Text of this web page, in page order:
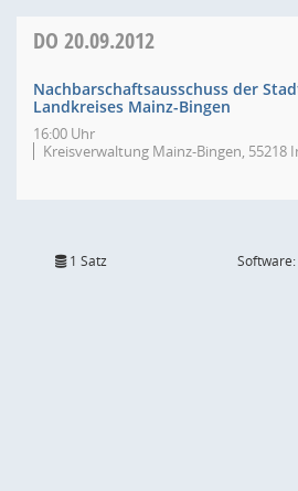
DO 20.09.2012
Nachbarschaftsausschuss der
Landkreises Mainz-Bingen
16:00 Uhr
Kreisverwaltung Mainz-Bingen, 55218
1 Satz Software: